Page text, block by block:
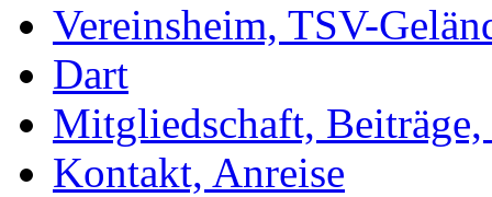
Vereinsheim, TSV-
Dart
Mitgliedschaft,
Kontakt, Anreise